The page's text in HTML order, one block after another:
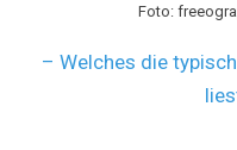
Foto:
– Welches die